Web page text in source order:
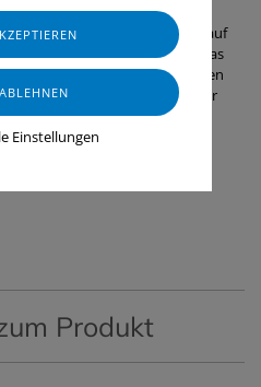
sorgt für ein hohes Maß an
an Wänden sowie auf
Abzieher-Blatt erleichtert das
anderen schwer zugänglichen
dass das entfernte Wasser
spritzt.
Produkt
Einstellungen